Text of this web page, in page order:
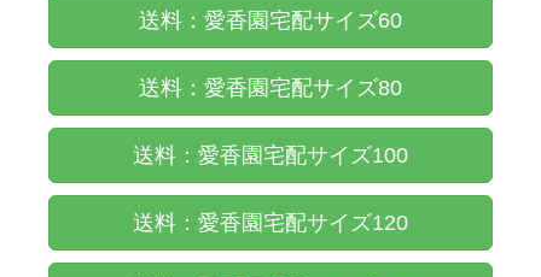
送料：愛香園宅配サイズ60
送料：愛香園宅配サイズ80
送料：愛香園宅配サイズ100
送料：愛香園宅配サイズ120